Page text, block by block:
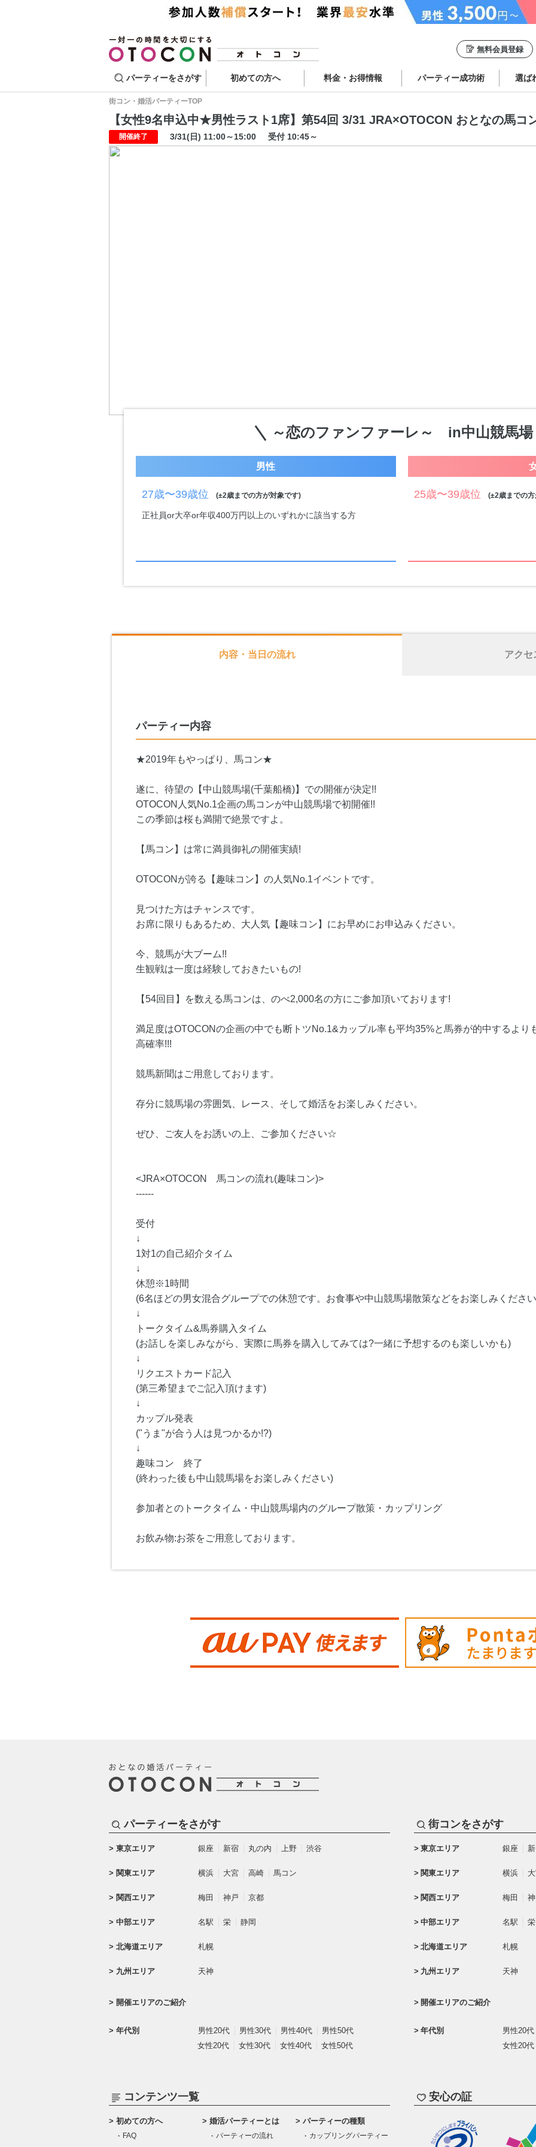
無料会員登録
パーティーをさがす 初めての方へ 料金・お得情報 パーティー成功術 選ば
街コン・婚活パーティーTOP
【女性9名申込中★男性ラスト1席】第54回 3/31 JRA×OTOCON おとなの馬コ
開催終了 3/31(日) 11:00～15:00 受付 10:45～
～恋のファンファーレ～ in中山競馬場
男性
27歳〜39歳位 (±2歳までの方が対象です)
正社員or大卒or年収400万円以上のいずれかに該当する方
25歳〜39歳位 (±2歳までの方
内容・当日の流れ アクセ
パーティー内容
★2019年もやっぱり、馬コン★
遂に、待望の【中山競馬場(千葉船橋)】での開催が決定!!
OTOCON人気No.1企画の馬コンが中山競馬場で初開催!!
この季節は桜も満開で絶景ですよ。
【馬コン】は常に満員御礼の開催実績!
OTOCONが誇る【趣味コン】の人気No.1イベントです。
見つけた方はチャンスです。
お席に限りもあるため、大人気【趣味コン】にお早めにお申込みください。
今、競馬が大ブーム!!
生観戦は一度は経験しておきたいもの!
【54回目】を数える馬コンは、のべ2,000名の方にご参加頂いております!
満足度はOTOCONの企画の中でも断トツNo.1&カップル率も平均35%と馬券が的中するより
高確率!!!
競馬新聞はご用意しております。
存分に競馬場の雰囲気、レース、そして婚活をお楽しみください。
ぜひ、ご友人をお誘いの上、ご参加ください☆
<JRA×OTOCON 馬コンの流れ(趣味コン)>
------
受付
↓
1対1の自己紹介タイム
↓
休憩※1時間
(6名ほどの男女混合グループでの休憩です。お食事や中山競馬場散策などをお楽しみくださ
↓
トークタイム&馬券購入タイム
(お話しを楽しみながら、実際に馬券を購入してみては?一緒に予想するのも楽しいかも)
↓
リクエストカード記入
(第三希望までご記入頂けます)
↓
カップル発表
("うま"が合う人は見つかるか!?)
↓
趣味コン 終了
(終わった後も中山競馬場をお楽しみください)
参加者とのトークタイム・中山競馬場内のグループ散策・カップリング
お飲み物:お茶をご用意しております。
パーティーをさがす
東京エリア 銀座 新宿 丸の内 上野 渋谷
関東エリア 横浜 大宮 高崎 馬コン
関西エリア 梅田 神戸 京都
中部エリア 名駅 栄 静岡
北海道エリア 札幌
九州エリア 天神
開催エリアのご紹介
年代別 男性20代 男性30代 男性40代
男性50代
女性20代
女性30代 女性40代 女性50代
街コンをさがす
東京エリア 銀座
関東エリア 横浜
関西エリア 梅田
中部エリア 名駅 栄
北海道エリア 札幌
九州エリア 天神
開催エリアのご紹介
年代別
男性20代
女性20代
コンテンツ一覧
初めての方へ
FAQ
婚活パーティーとは
パーティーの流れ
パーティーの種類
カップリングパーティー
安心の証